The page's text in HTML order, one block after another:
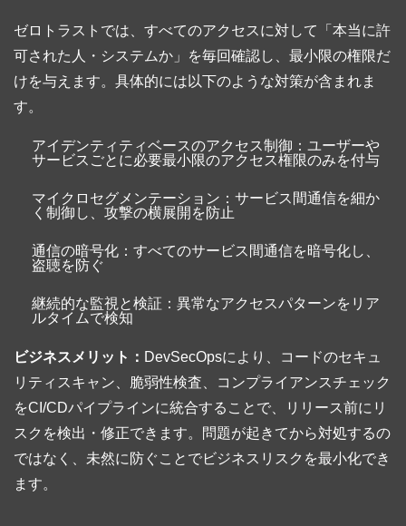
ゼロトラストでは、すべてのアクセスに対して「本当に許
可された人・システムか」を毎回確認し、最小限の権限だ
けを与えます。具体的には以下のような対策が含まれま
す。
アイデンティティベースのアクセス制御：ユーザーや
サービスごとに必要最小限のアクセス権限のみを付与
マイクロセグメンテーション：サービス間通信を細か
く制御し、攻撃の横展開を防止
通信の暗号化：すべてのサービス間通信を暗号化し、
盗聴を防ぐ
継続的な監視と検証：異常なアクセスパターンをリア
ルタイムで検知
ビジネスメリット： DevSecOpsにより、コードのセキュ
リティスキャン、脆弱性検査、コンプライアンスチェック
をCI/CDパイプラインに統合することで、リリース前にリ
スクを検出・修正できます。問題が起きてから対処するの
ではなく、未然に防ぐことでビジネスリスクを最小化でき
ます。